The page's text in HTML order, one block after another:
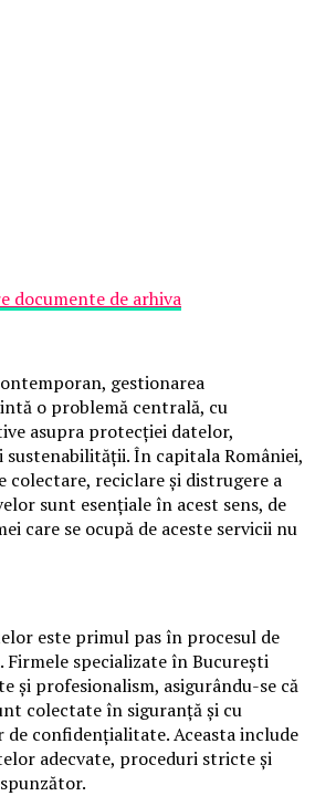
documente de arhiva
gestionarea
o problemă centrală, cu
asupra protecției datelor,
În capitala României,
colectare, reciclare și distrugere a
sunt esențiale în acest sens, de
care se ocupă de aceste servicii nu
este primul pas în procesul de
Firmele specializate în București
și profesionalism, asigurându-se că
colectate în siguranță și cu
confidențialitate. Aceasta include
adecvate, proceduri stricte și